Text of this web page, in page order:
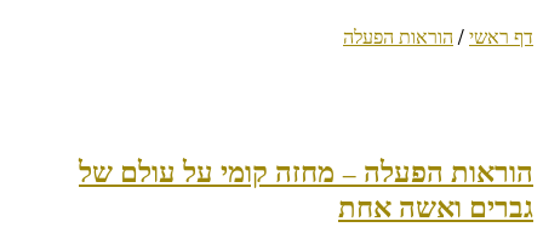
דף ראשי/ הוראות הפעלה
הוראות הפעלה – מחזה קומי על עולם של
גברים ואשה אחת